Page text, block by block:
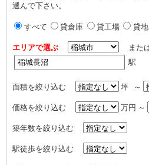
選んで下さい。
すべて 貸倉庫 貸工場 貸地
エリアで選ぶ また
駅
面積を絞り込む 坪 ～
価格を絞り込む 万円 ～
築年数を絞り込む
駅徒歩を絞り込む